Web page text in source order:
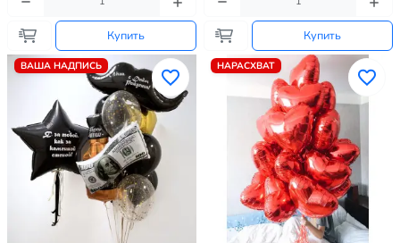
Купить Купить
ВАША НАДПИСЬ НАРАСХВАТ